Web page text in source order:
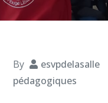
By esvpdelasalle
pédagogiques